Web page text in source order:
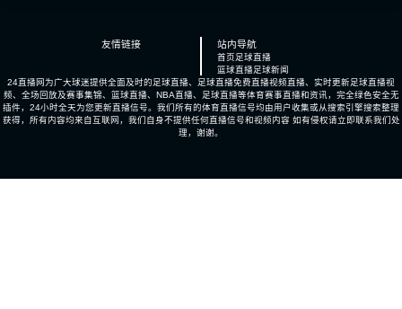
友情链接 站内导航
首页足球直播
篮球直播足球新闻
24直播网为广大球迷提供全面及时的足球直播、足球直播免费直播视频直播、实时更新足球直播视
频、全场回放及赛事集锦、篮球直播、NBA直播、足球直播等体育赛事直播和资讯，完全绿色安全无
插件，24小时全天为您更新直播信号。我们所有的体育直播信号均由用户收集或从搜索引擎搜索整理
获得，所有内容均来自互联网，我们自身不提供任何直播信号和视频内容 如有侵权请立即联系我们处
理，谢谢。